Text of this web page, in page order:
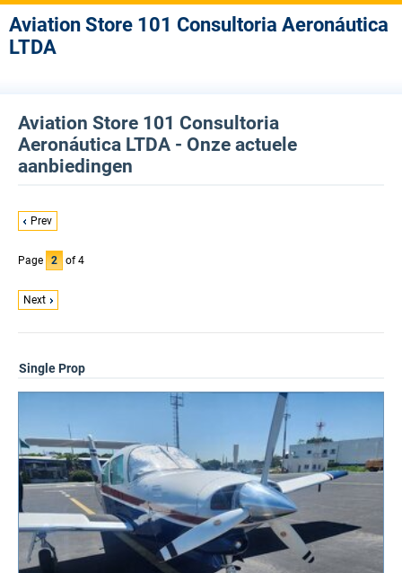
Aviation Store 101 Consultoria Aeronáutica
LTDA
Aviation Store 101 Consultoria
Aeronáutica LTDA - Onze actuele
aanbiedingen
Prev
Page 2 of 4
Next
Single Prop